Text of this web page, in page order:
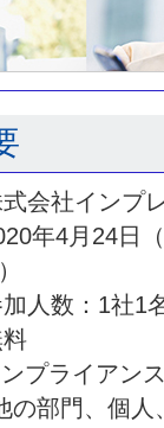
インプレ
24日（金
数：1社1
プライアン
の部門、個